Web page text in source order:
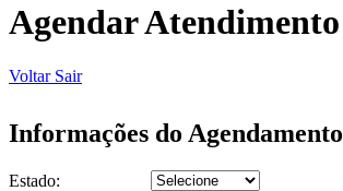
Agendar Atendimento
Voltar Sair
Informações do Agendamento
Estado: